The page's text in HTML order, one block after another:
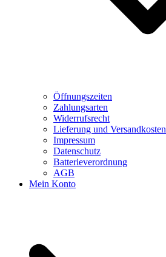
Öffnungszeiten
Zahlungsarten
Widerrufsrecht
Lieferung und Versandkosten
Impressum
Datenschutz
Batterieverordnung
AGB
Mein Konto